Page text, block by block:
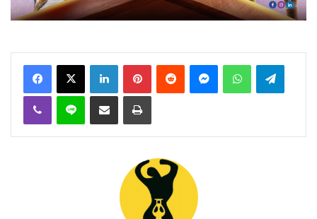
FacebookX Linkedin PinterestReddit MessengerWhatsAppTelegram
Viber Ligne Partager par email Imprimer